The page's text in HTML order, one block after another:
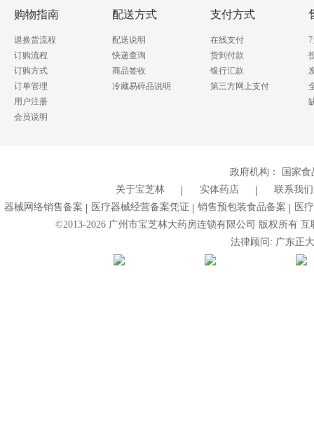
购物指南
退换货流程
订购流程
订购方式
订单管理
用户注册
会员说明
配送方式
配送说明
快递查询
商品签收
冷藏易碎品说明
支付方式
在线支付
货到付款
银行汇款
第三方网上支付
政府机构：
国家
关于宝芝林
实体药店
联系我们
器械网络销售备案
医疗器械经营备案凭证 销售预包装食品备案
医
©2013-2026广州市宝芝林大药房连锁有限公司 版权所有
法律顾问: 广东正